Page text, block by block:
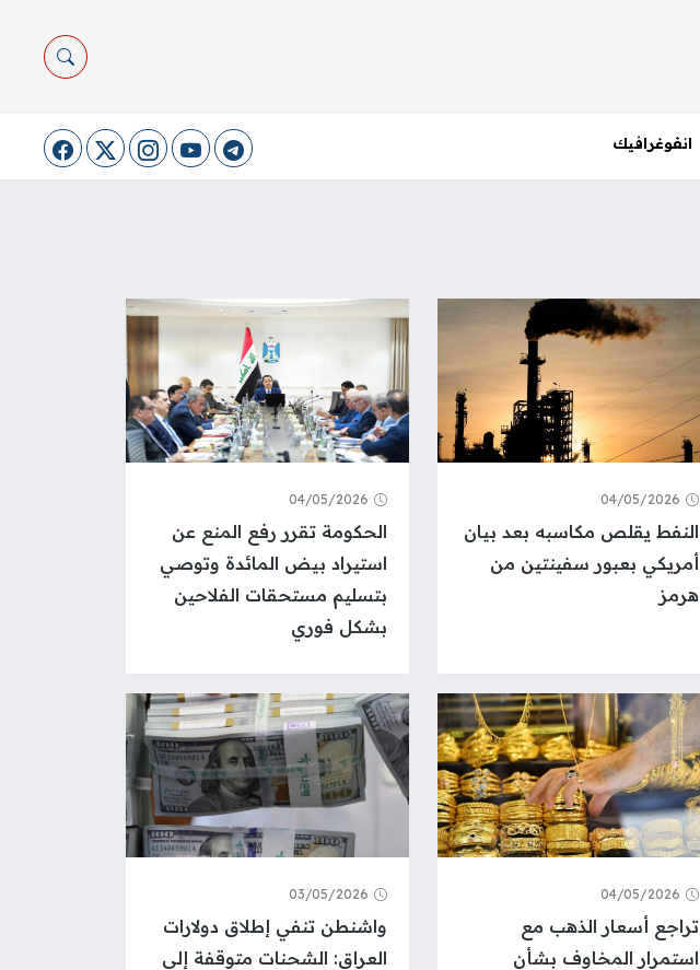
انفوغرافيك
04/05/2026
النفط يقلص مكاسبه بعد بيان
أمريكي بعبور سفينتين من
هرمز
04/05/2026
الحكومة تقرر رفع المنع عن
استيراد بيض المائدة وتوصي
بتسليم مستحقات الفلاحين
بشكل فوري
04/05/2026
تراجع أسعار الذهب مع
استمرار المخاوف بشأن
03/05/2026
واشنطن تنفي إطلاق دولارات
العراق: الشحنات متوقفة إلى